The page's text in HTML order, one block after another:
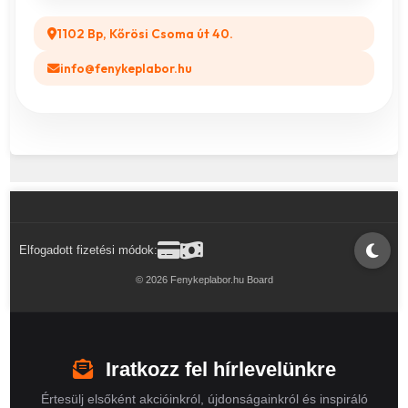
1102 Bp, Kőrösi Csoma út 40.
info@fenykeplabor.hu
Elfogadott fizetési módok:
© 2026 Fenykeplabor.hu Board
Iratkozz fel hírlevelünkre
Értesülj elsőként akcióinkról, újdonságainkról és inspiráló